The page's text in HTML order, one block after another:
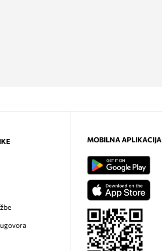
MOBILNA APLIKACIJA